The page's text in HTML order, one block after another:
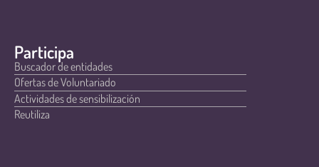
Participa
Buscador de entidades
Ofertas de Voluntariado
Actividades de sensibilización
Reutiliza